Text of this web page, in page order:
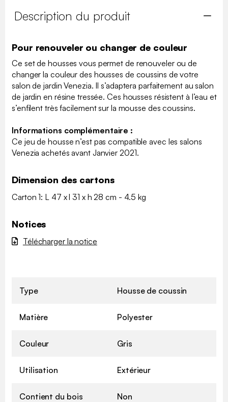
Description du produit
Pour renouveler ou changer de couleur
Ce set de housses vous permet de renouveler ou de
changer la couleur des housses de coussins de votre
salon de jardin Venezia. Il s’adaptera parfaitement au salon
de jardin en résine tressée. Ces housses résistent à l’eau et
s’enfilent très facilement sur la mousse des coussins.
Informations complémentaire :
Ce jeu de housse n’est pas compatible avec les salons
Venezia achetés avant Janvier 2021.
Dimension des cartons
Carton 1: L 47 x l 31 x h 28 cm - 4.5 kg
Notices
Télécharger la notice
Type Housse de coussin
Matière Polyester
Couleur Gris
Utilisation Extérieur
Contient du bois Non